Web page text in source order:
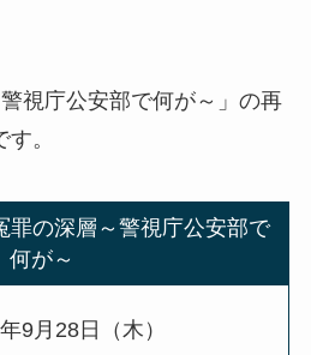
視庁公安部で何が～」の再
。
罪の深層～警視庁公安部で
何が～
9月28日（木）